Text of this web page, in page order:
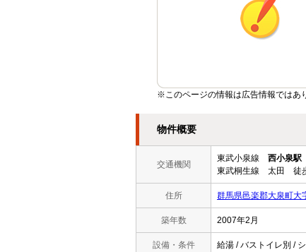
※このページの情報は広告情報ではあ
物件概要
交通機関
東武小泉線 西小泉駅
東武桐生線 太田 徒
住所 群馬県邑楽郡大泉町大
築年数 2007年2月
設備・条件
給湯 / バストイレ別 /